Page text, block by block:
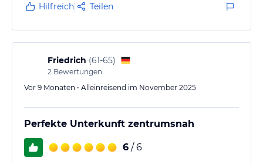
Hilfreich Teilen
Friedrich (61-65)
2 Bewertungen
Vor 9 Monaten • Alleinreisend im November 2025
Perfekte Unterkunft zentrumsnah
6 / 6